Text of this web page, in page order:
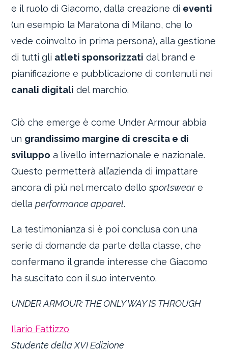
e il ruolo di Giacomo, dalla creazione di eventi
(un esempio la Maratona di Milano, che lo
vede coinvolto in prima persona), alla gestione
di tutti gli atleti sponsorizzati dal brand e
pianificazione e pubblicazione di contenuti nei
canali digitali del marchio.
Ciò che emerge è come Under Armour abbia
un grandissimo margine di crescita e di
sviluppo a livello internazionale e nazionale.
Questo permetterà all’azienda di impattare
ancora di più nel mercato dellosportsweare
dellaperformance apparel.
La testimonianza si è poi conclusa con una
serie di domande da parte della classe, che
confermano il grande interesse che Giacomo
ha suscitato con il suo intervento.
UNDER ARMOUR: THE ONLY WAY IS THROUGH
Ilario Fattizzo
Studente della XVI Edizione